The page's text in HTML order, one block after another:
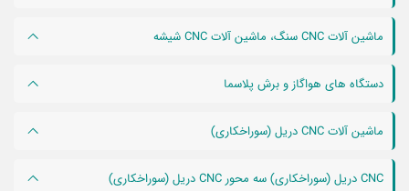
ماشین آلات CNC سنگ، ماشین آلات CNC شیشه
دستگاه های هواگاز و برش پلاسما
ماشین آلات CNC دریل (سوراخکاری)
CNC دریل (سوراخکاری) سه محور CNC دریل (سوراخکاری)